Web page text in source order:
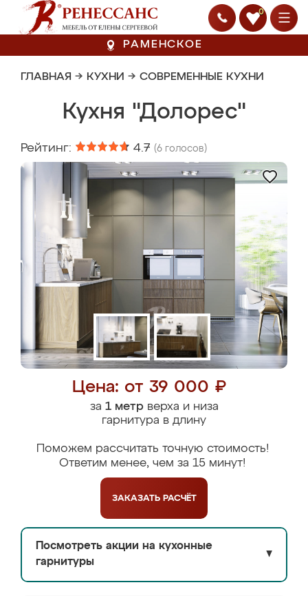
0
РАМЕНСКОЕ
ГЛАВНАЯ → КУХНИ → СОВРЕМЕННЫЕ КУХНИ
Кухня "Долорес"
Рейтинг: 4.7 (6 голосов)
Цена: от 39 000 ₽
за 1 метрверха и низа
гарнитура в длину
Поможем рассчитать точную стоимость!
Ответим менее, чем за 15 минут!
ЗАКАЗАТЬ РАСЧЁТ
Посмотреть акции на кухонные
гарнитуры
▼